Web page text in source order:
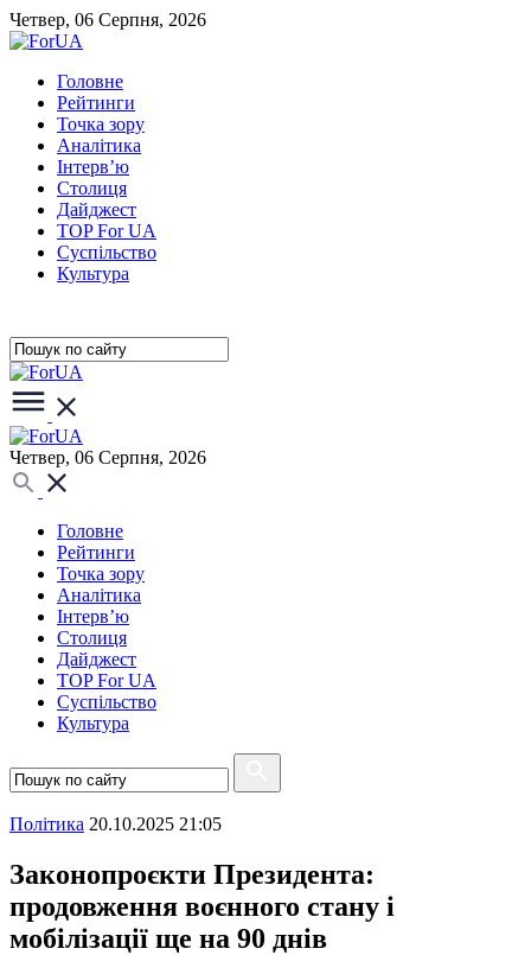
Четвер, 06 Серпня, 2026
Головне
Рейтинги
Точка зору
Аналітика
Інтерв’ю
Столиця
Дайджест
TOP For UA
Суспiльство
Культура
Четвер, 06 Серпня, 2026
Головне
Рейтинги
Точка зору
Аналітика
Інтерв’ю
Столиця
Дайджест
TOP For UA
Суспiльство
Культура
Полiтика 20.10.2025 21:05
Законопроєкти Президента:
продовження воєнного стану і
мобілізації ще на 90 днів